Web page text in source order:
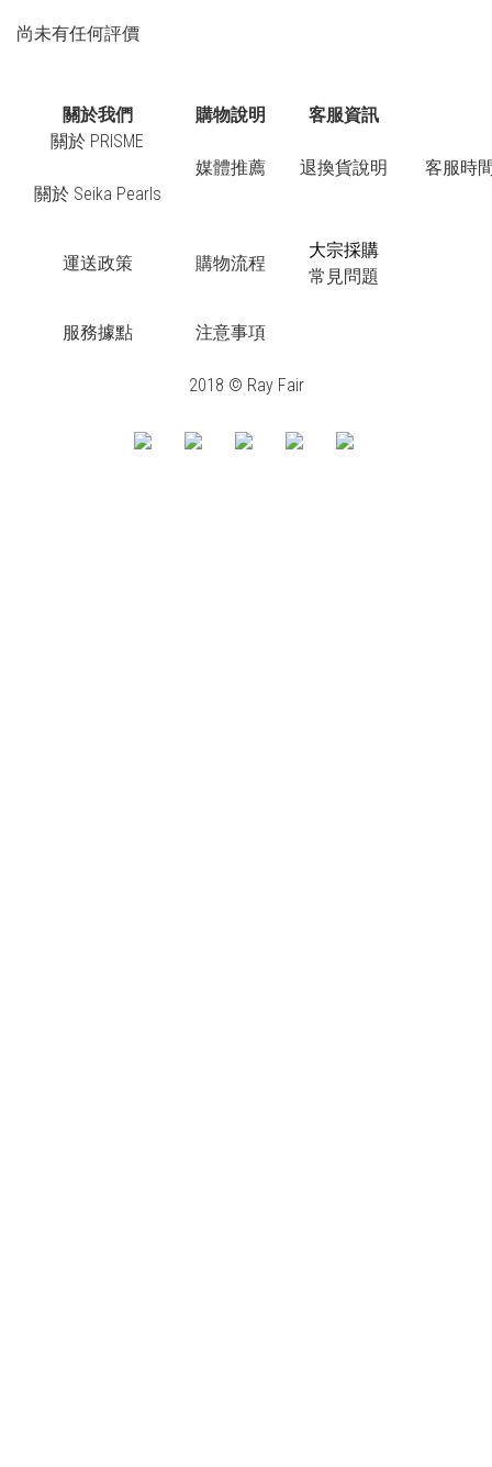
尚未有任何評價
關於我們 購物說明
客服資訊
關於 PRISME
關於 Seika Pearls
媒體推薦 退換貨說明 客服時
運送政策 購物流程
大宗採購
常見問題
服務據點 注意事項
2018 © Ray Fair